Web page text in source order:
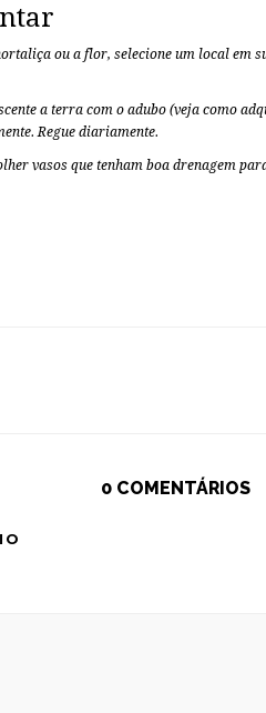
ou a flor, selecione um local em
a terra com o adubo (veja como
Regue diariamente.
vasos que tenham boa drenagem
0 COMENTÁRIOS